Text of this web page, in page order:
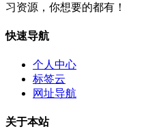
习资源，你想要的都有！
快速导航
个人中心
标签云
网址导航
关于本站